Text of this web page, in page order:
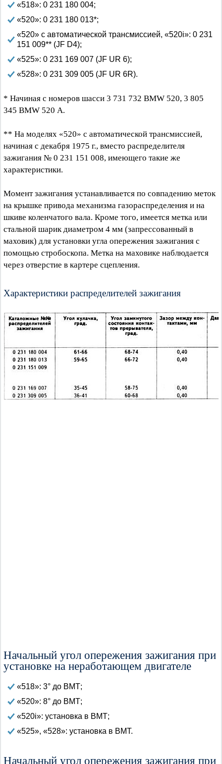
«518»: 0 231 180 004;
«520»: 0 231 180 013*;
«520» с автоматической трансмиссией, «520i»: 0 231
151 009** (JF D4);
«525»: 0 231 169 007 (JF UR 6);
«528»: 0 231 309 005 (JF UR 6R).
* Начиная с номеров шасси 3 731 732 BMW 520, 3 805
345 BMW 520 А.
** На моделях «520» с автоматической трансмиссией,
начиная с декабря 1975 г., вместо распределителя
зажигания № 0 231 151 008, имеющего такие же
характеристики.
Момент зажигания устанавливается по совпадению меток
на крышке привода механизма газораспределения и на
шкиве коленчатого вала. Кроме того, имеется метка или
стальной шарик диаметром 4 мм (запрессованный в
маховик) для установки угла опережения зажигания с
помощью стробоскопа. Метка на маховике наблюдается
через отверстие в картере сцепления.
Характеристики распределителей зажигания
Начальный угол опережения зажигания при
установке на неработающем двигателе
«518»: 3° до ВМТ;
«520»: 8° до ВМТ;
«520i»: установка в ВМТ;
«525», «528»: установка в ВМТ.
Начальный угол опережения зажигания при